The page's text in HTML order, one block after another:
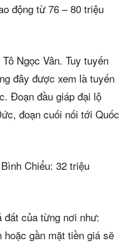
động từ 76 – 80 triệu
Ngọc Vân. Tuy tuyến
đây được xem là tuyến
Đoạn đầu giáp đại lộ
đoạn cuối nối tới Quốc
Chiểu: 32 triệu
của từng nơi như:
gần mặt tiền giá sẽ